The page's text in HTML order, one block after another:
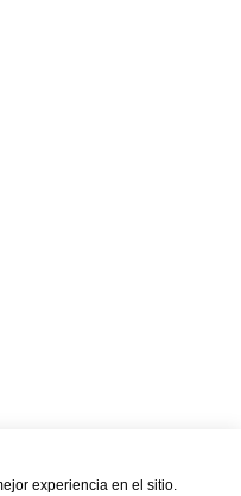
experiencia en el sitio.